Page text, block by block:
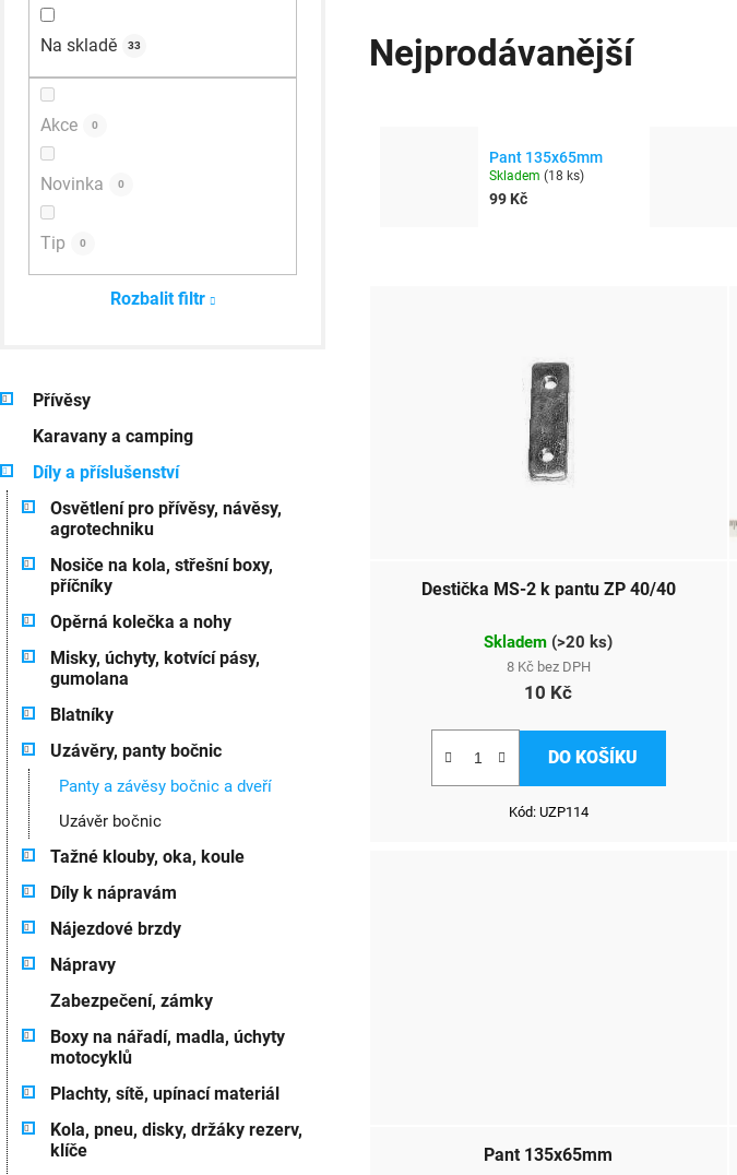
Na skladě 33
Akce 0
Novinka 0
Tip 0
Rozbalit filtr
Přeskočit
K
e
g
o
e
Přívěsy
Karavany a camping
Díly a příslušenství
Osvětlení pro přívěsy, návěsy,
agrotechniku
Nosiče na kola, střešní boxy,
příčníky
Opěrná kolečka a nohy
Misky, úchyty, kotvící pásy,
gumolana
Blatníky
Uzávěry, panty bočnic
Panty a závěsy bočnic a dveří
Uzávěr bočnic
Tažné klouby, oka, koule
Díly k nápravám
Nájezdové brzdy
Nápravy
Zabezpečení, zámky
Boxy na nářadí, madla, úchyty
motocyklů
Plachty, sítě, upínací materiál
Kola, pneu, disky, držáky rezerv,
klíče
Nejprodávanější
Pant 135x65mm
Skladem (18 ks)
99 Kč
Destička MS-2 k pantu ZP 40/40
Skladem (>20 ks)
8 Kč bez DPH
10 Kč
DO KOŠÍKU
Kód: UZP114
Pant 135x65mm